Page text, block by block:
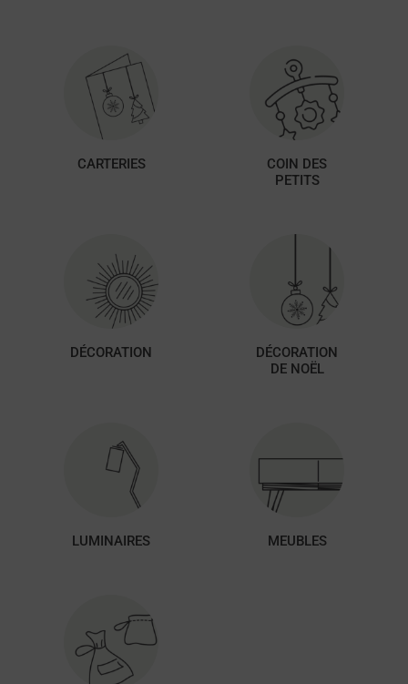
CARTERIES
COIN DES
PETITS
DÉCORATION
DÉCORATION
DE NOËL
LUMINAIRES MEUBLES